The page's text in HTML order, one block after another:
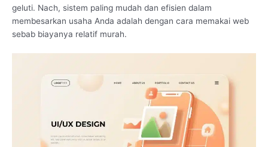
geluti. Nach, sistem paling mudah dan efisien dalam
membesarkan usaha Anda adalah dengan cara memakai web
sebab biayanya relatif murah.